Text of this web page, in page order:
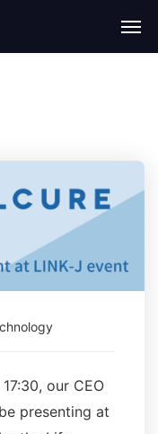
our CEO
presenting at